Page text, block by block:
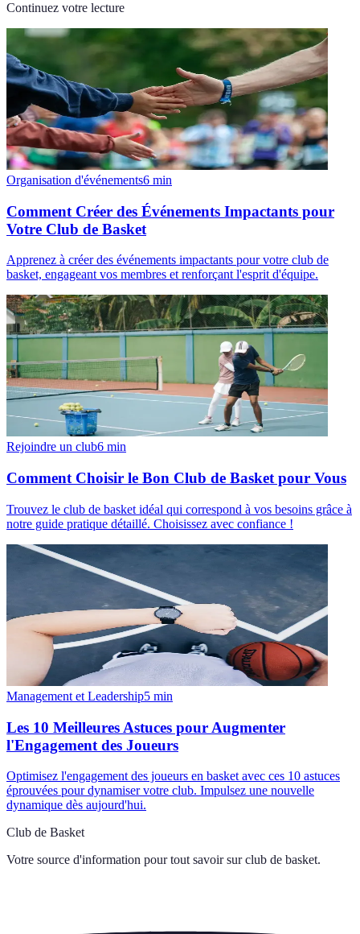
Continuez votre lecture
Organisation d'événements6 min
Comment Créer des Événements Impactants pour
Votre Club de Basket
Apprenez à créer des événements impactants pour votre club de
basket, engageant vos membres et renforçant l'esprit d'équipe.
Rejoindre un club6 min
Comment Choisir le Bon Club de Basket pour Vous
Trouvez le club de basket idéal qui correspond à vos besoins grâce à
notre guide pratique détaillé. Choisissez avec confiance !
Management et Leadership5 min
Les 10 Meilleures Astuces pour Augmenter
l'Engagement des Joueurs
Optimisez l'engagement des joueurs en basket avec ces 10 astuces
éprouvées pour dynamiser votre club. Impulsez une nouvelle
dynamique dès aujourd'hui.
Club de Basket
Votre source d'information pour tout savoir sur club de basket.